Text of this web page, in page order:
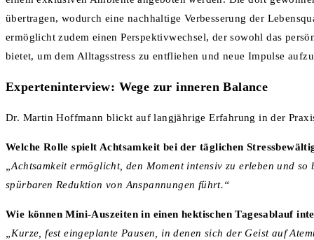
übertragen, wodurch eine nachhaltige Verbesserung der
ermöglicht zudem einen Perspektivwechsel, der sowohl das
bietet, um dem Alltagsstress zu entfliehen und neue Impulse
Experteninterview: Wege zur inneren Balance
Dr. Martin Hoffmann blickt auf langjährige Erfahrung in der
Welche Rolle spielt Achtsamkeit bei der täglichen
„Achtsamkeit ermöglicht, den Moment intensiv zu erleben und
spürbaren Reduktion von Anspannungen führt.“
Wie können Mini-Auszeiten in einen hektischen Tagesablauf
„Kurze, fest eingeplante Pausen, in denen sich der Geist auf